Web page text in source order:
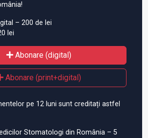
– 200 de lei
lei
Abonare (digital)
Abonare (print+digital)
pe 12 luni sunt creditați astfel
Stomatologi din România – 5